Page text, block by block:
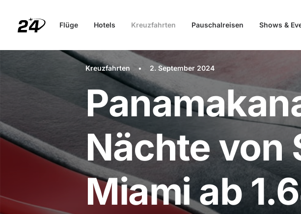
Flüge Hotels Kreuzfahrten Pauschalreisen Shows &
Kreuzfahrten • 2. September 2024
Nächte von
Miami ab